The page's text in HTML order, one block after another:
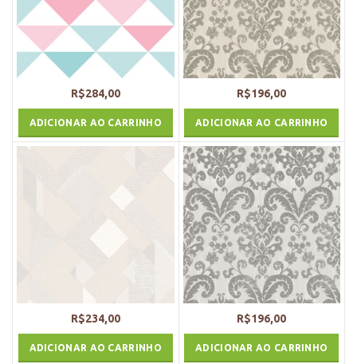
R$284,00
ADICIONAR AO CARRINHO
R$196,00
ADICIONAR AO CARRINHO
R$234,00
ADICIONAR AO CARRINHO
R$196,00
ADICIONAR AO CARRINHO